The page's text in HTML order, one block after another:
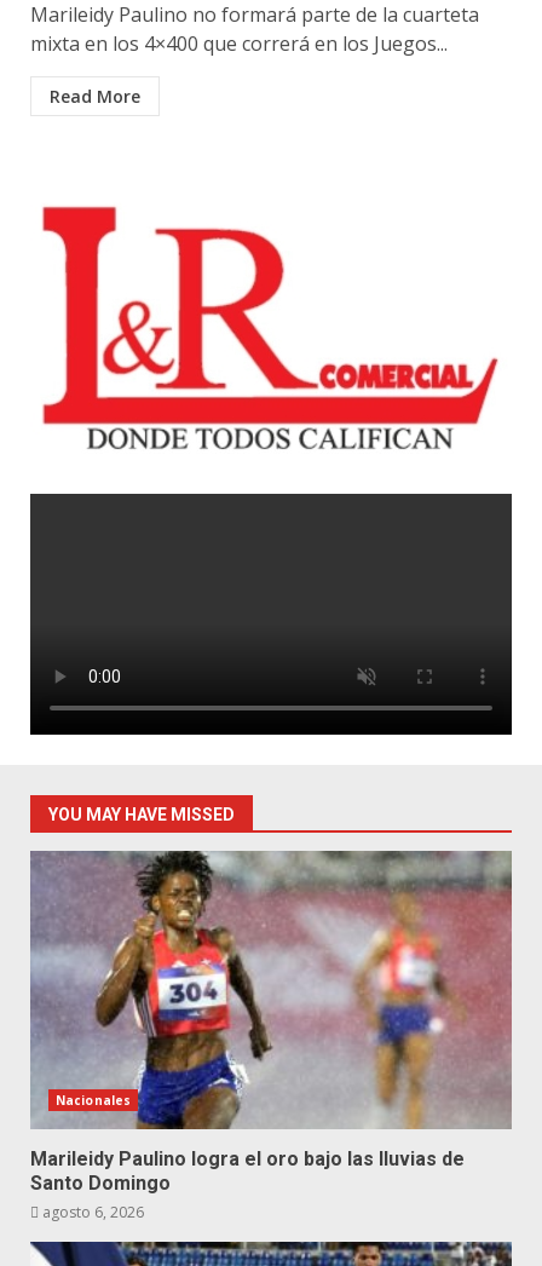
Marileidy Paulino no formará parte de la cuarteta
mixta en los 4×400 que correrá en los Juegos...
Read More
YOU MAY HAVE MISSED
Nacionales
Marileidy Paulino logra el oro bajo las lluvias de
Santo Domingo
agosto 6, 2026